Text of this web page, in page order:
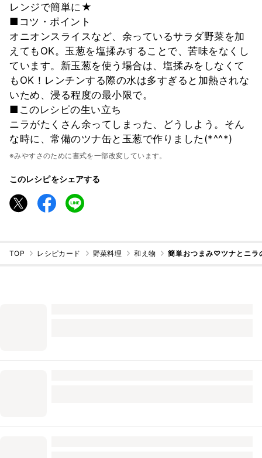
レンジで簡単に★
■コツ・ポイント
オニオンスライスなど、余っているサラダ野菜を加
えてもOK。玉葱を塩揉みすることで、苦味をなくし
ています。新玉葱を使う場合は、塩揉みをしなくて
もOK！レンチンする際の水は多すぎると加熱されな
いため、浸る程度の最小限で。
■このレシピの生い立ち
ニラがたくさん余ってしまった、どうしよう。そん
な時に、常備のツナ缶と玉葱で作りました(*^^*)
※みやすさのために書式を一部改変しています。
このレシピをシェアする
TOP レシピカード 野菜料理 和え物 簡単おつまみ♡ツナとニラ